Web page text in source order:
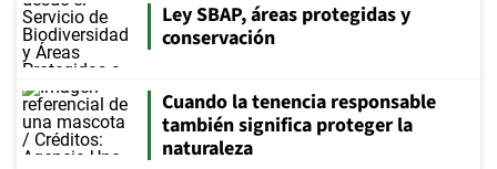
Ley SBAP, áreas protegidas y
conservación
Cuando la tenencia responsable
también significa proteger la
naturaleza